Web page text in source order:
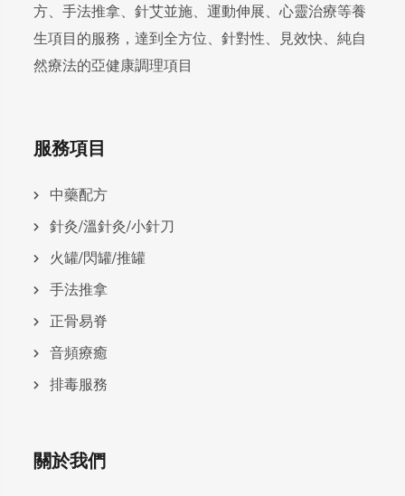
方、手法推拿、針艾並施、運動伸展、心靈治療等養
生項目的服務，達到全方位、針對性、見效快、純自
然療法的亞健康調理項目
服務項目
中藥配方
針灸/溫針灸/小針刀
火罐/閃罐/推罐
手法推拿
正骨易脊
⾳頻療癒
排毒服務
關於我們